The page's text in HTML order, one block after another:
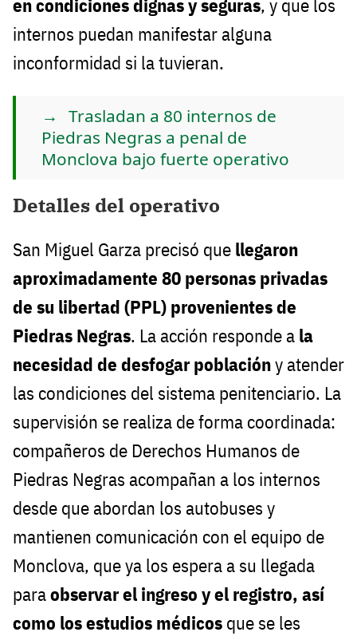
en condiciones dignas y seguras, y que los
internos puedan manifestar alguna
inconformidad si la tuvieran.
Trasladan a 80 internos de
Piedras Negras a penal de
Monclova bajo fuerte operativo
Detalles del operativo
San Miguel Garza precisó que llegaron
aproximadamente 80 personas privadas
de su libertad (PPL) provenientes de
Piedras Negras. La acción responde a la
necesidad de desfogar poblacióny atender
las condiciones del sistema penitenciario. La
supervisión se realiza de forma coordinada:
compañeros de Derechos Humanos de
Piedras Negras acompañan a los internos
desde que abordan los autobuses y
mantienen comunicación con el equipo de
Monclova, que ya los espera a su llegada
paraobservar el ingreso y el registro, así
como los estudios médicos que se les